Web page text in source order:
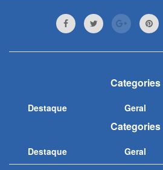
Categories
Destaque Geral
Categories
Destaque Geral